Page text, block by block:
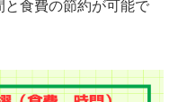
と食費の節約が可能で